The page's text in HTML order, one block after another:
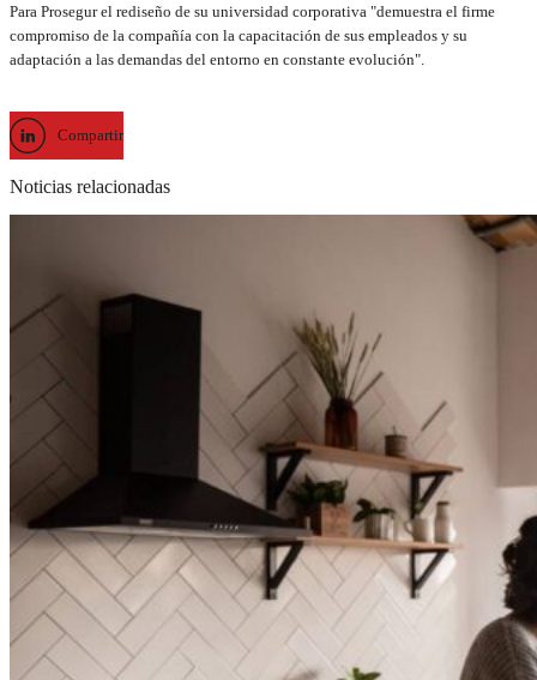
Para Prosegur el rediseño de su universidad corporativa "demuestra el firme
compromiso de la compañía con la capacitación de sus empleados y su
adaptación a las demandas del entorno en constante evolución".
Compartir
Noticias relacionadas